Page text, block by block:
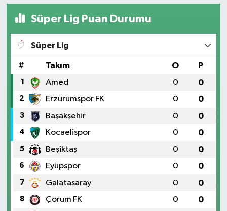
Süper Lig Puan Durumu
Süper Lig
# Takım O P
1 Amed 0 0
2 Erzurumspor FK 0 0
3 Başakşehir 0 0
4 Kocaelispor 0 0
5 Beşiktaş 0 0
6 Eyüpspor 0 0
7 Galatasaray 0 0
8 Çorum FK 0 0